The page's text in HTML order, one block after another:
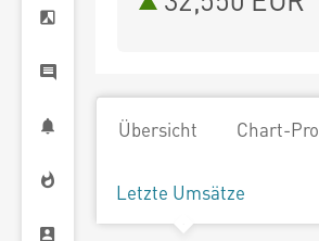
Übersicht Chart-Pro
Letzte Umsätze